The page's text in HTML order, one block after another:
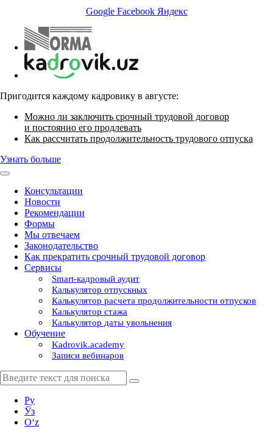
Google Facebook Яндекс
Пригодится каждому кадровику в августе:
Можно ли заключить срочный трудовой договор
и постоянно его продлевать
Как рассчитать продолжительность трудового отпуска
Узнать больше
Консультации
Новости
Рекомендации
Формы
Мы отвечаем
Законодательство
Как прекратить срочный трудовой договор
Сервисы
Smart-кадровый аудит
Калькулятор отпускных
Калькулятор расчета продолжительности отпусков
Калькулятор стажа
Калькулятор даты увольнения
Обучение
Kadrovik.academy
Записи вебинаров
Ру
Ўз
Oʻz